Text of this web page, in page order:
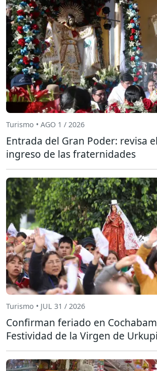
Turismo • AGO 1 / 2026
Entrada del Gran Poder: revisa
ingreso de las fraternidades
Turismo • JUL 31 / 2026
Confirman feriado en
Festividad de la Virgen de